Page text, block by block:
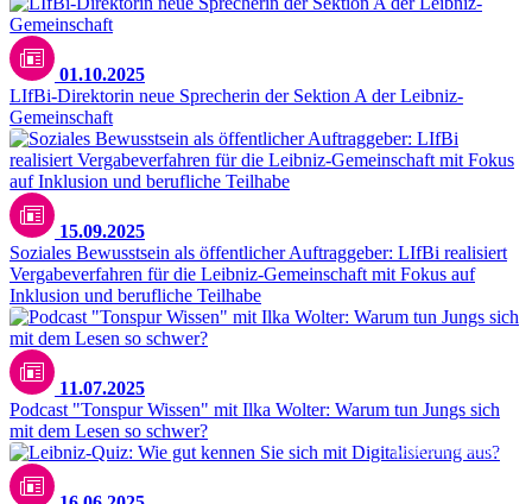
01.10.2025
LIfBi-Direktorin neue Sprecherin der Sektion A der Leibniz-
Gemeinschaft
15.09.2025
Soziales Bewusstsein als öffentlicher Auftraggeber: LIfBi realisiert
Vergabeverfahren für die Leibniz-Gemeinschaft mit Fokus auf
Inklusion und berufliche Teilhabe
11.07.2025
Podcast "Tonspur Wissen" mit Ilka Wolter: Warum tun Jungs sich
mit dem Lesen so schwer?
pexels.com/leeloothefirst